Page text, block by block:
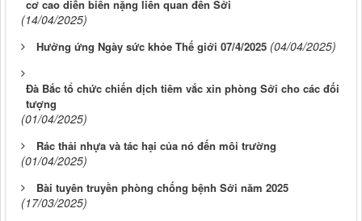
cơ cao diễn biến nặng liên quan đến Sởi
(14/04/2025)
Hưởng ứng Ngày sức khỏe Thế giới 07/4/2025 (04/04/2025)
Đà Bắc tổ chức chiến dịch tiêm vắc xin phòng Sởi cho các đối
tượng
(01/04/2025)
Rác thải nhựa và tác hại của nó đến môi trường
(01/04/2025)
Bài tuyên truyền phòng chống bệnh Sởi năm 2025
(17/03/2025)